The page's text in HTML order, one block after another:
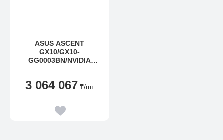
ASUS ASCENT
GX10/GX10-
GG0003BN/NVIDIA
3 064 067 ₸/шт